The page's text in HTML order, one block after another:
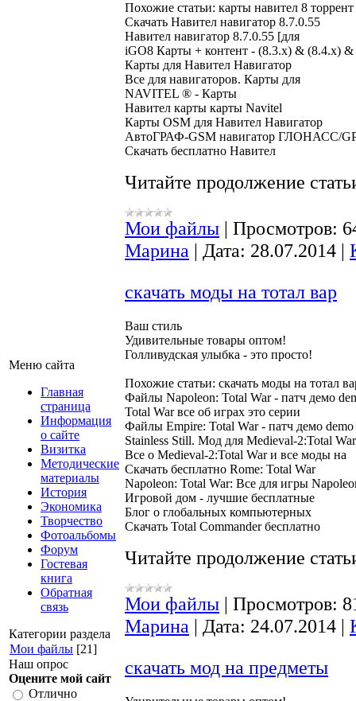
Меню сайта
Главная
страница
Информация
о сайте
Визитка
Методические
материалы
История
Экономика
Творчество
Фотоальбомы
Форум
Гостевая
книга
Обратная
связь
Категории раздела
Мои файлы [21]
Наш опрос
Оцените мой сайт
Отлично
Похожие статьи: карты навител 8 торрент
Скачать Навител навигатор 8.7.0.55
Навител навигатор 8.7.0.55 [для
iGO8 Карты + контент - (8.3.x) & (8.4.x) &
Карты для Навител Навигатор
Все для навигаторов. Карты для
NAVITEL ® - Карты
Навител карты карты Navitel
Карты OSM для Навител Навигатор
АвтоГРАФ-GSM навигатор ГЛОНАСС/
Читайте продолжение
Мои файлы | Просмотров:
Марина | Дата: 28.07.2014 |
скачать моды на тотал вар
Ваш стиль
Удивительные товары оптом!
Похожие статьи: скачать моды на тотал
Файлы Napoleon: Total War - патч демо
Total War все об играх это серии
Файлы Empire: Total War - патч демо demo
Stainless Still. Мод для Medieval-2:Total
Все о Medieval-2:Total War и все моды на
Скачать бесплатно Rome: Total War
Napoleon: Total War: Все для игры
Игровой дом - лучшие бесплатные
Блог о глобальных компьютерных
Читайте продолжение
Мои файлы | Просмотров:
Марина | Дата: 24.07.2014 |
скачать мод на предметы